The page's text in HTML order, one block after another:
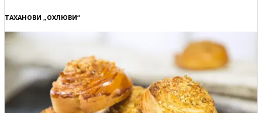
ТАХАНОВИ „ОХЛЮВИ“